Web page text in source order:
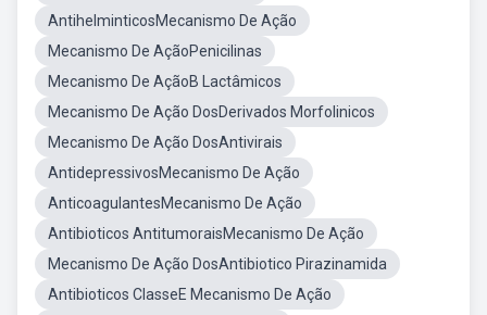
AntihelminticosMecanismo De Ação
Mecanismo De AçãoPenicilinas
Mecanismo De AçãoB Lactâmicos
Mecanismo De Ação DosDerivados Morfolinicos
Mecanismo De Ação DosAntivirais
AntidepressivosMecanismo De Ação
AnticoagulantesMecanismo De Ação
Antibioticos AntitumoraisMecanismo De Ação
Mecanismo De Ação DosAntibiotico Pirazinamida
Antibioticos ClasseE Mecanismo De Ação